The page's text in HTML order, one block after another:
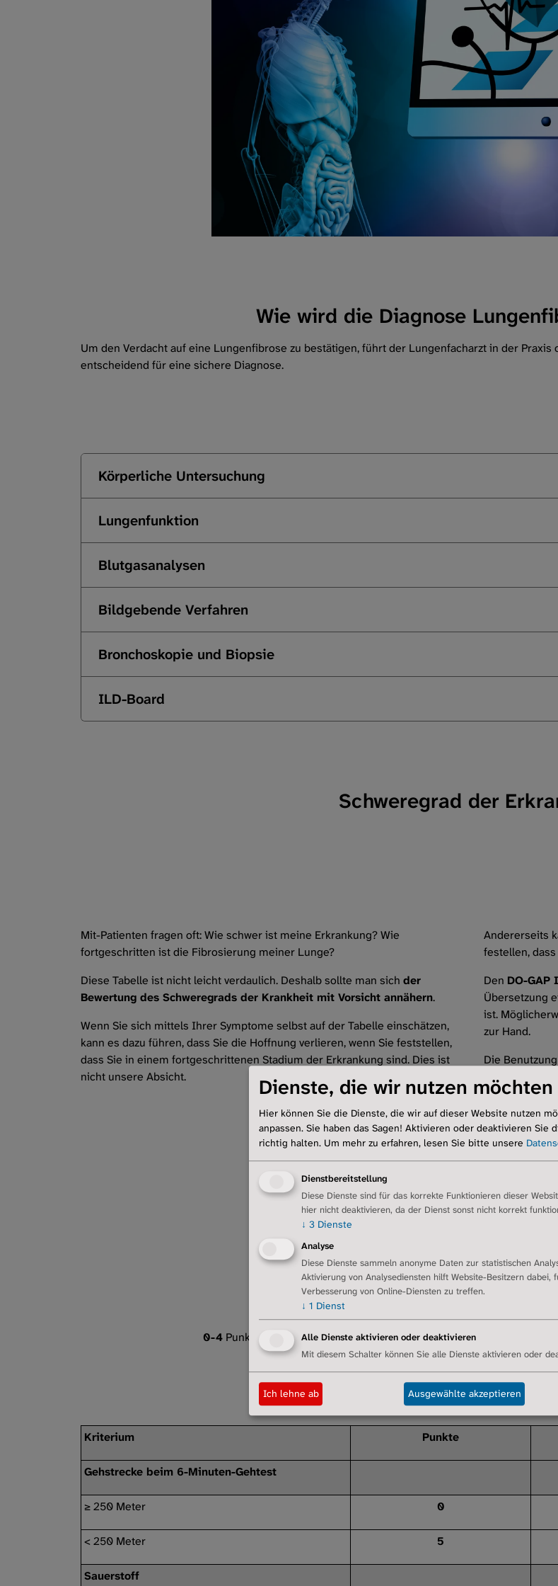
Wie wird die Diagnose
Um den Verdacht auf eine Lungenfibrose zu bestätigen, führt der Lungenfacharzt in der
entscheidend für eine sichere Diagnose.
Körperliche Untersuchung
Lungenfunktion
Blutgasanalysen
Bildgebende Verfahren
Bronchoskopie und Biopsie
ILD-Board
Schweregrad der
Mit-Patienten fragen oft: Wie schwer ist meine Erkrankung? Wie
fortgeschritten ist die Fibrosierung meiner Lunge?
Diese Tabelle ist nicht leicht verdaulich. Deshalb sollte man sich der
Bewertung des Schweregrads der Krankheit mit Vorsicht annähern.
Wenn Sie sich mittels Ihrer Symptome selbst auf der Tabelle einschätzen,
kann es dazu führen, dass Sie die Hoffnung verlieren, wenn Sie feststellen,
dass Sie in einem fortgeschrittenen Stadium der Erkrankung sind. Dies ist
nicht unsere Absicht.
Andererseits
festellen,
Den DO-GAP
Übersetzung
ist.
zur Hand.
Die
zusammen
Der DO-GAP
Interpretation des
0-4Punkte: Stadium I - Leicht |5-10Punkte: Stadium II -
Kriterium Punkte
Gehstrecke beim 6-Minuten-Gehtest
≥ 250 Meter 0
< 250 Meter 5
Sauerstoff
Dienste, die wir nutzen möchten
Hier können Sie die Dienste, die wir auf dieser Website nutzen
anpassen. Sie haben das Sagen! Aktivieren oder deaktivieren Sie
richtig halten. Um mehr zu erfahren, lesen Sie bitte unsere
Dienstbereitstellung
Diese Dienste sind für das korrekte Funktionieren dieser
hier nicht deaktivieren, da der Dienst sonst nicht korrekt
↓ 3 Dienste
Analyse
Diese Dienste sammeln anonyme Daten zur statistischen
Aktivierung von Analysediensten hilft Website-Besitzern dabei,
Verbesserung von Online-Diensten zu treffen.
↓ 1 Dienst
Alle Dienste aktivieren oder deaktivieren
Mit diesem Schalter können Sie alle Dienste aktivieren oder
Ich lehne ab Ausgewählte akzeptieren